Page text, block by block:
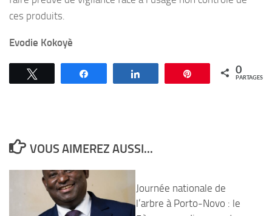
ces produits.
Evodie Kokoyè
Épingle 0
PARTAGES
VOUS AIMEREZ AUSSI...
Journée nationale de
l’arbre à Porto-Novo : le